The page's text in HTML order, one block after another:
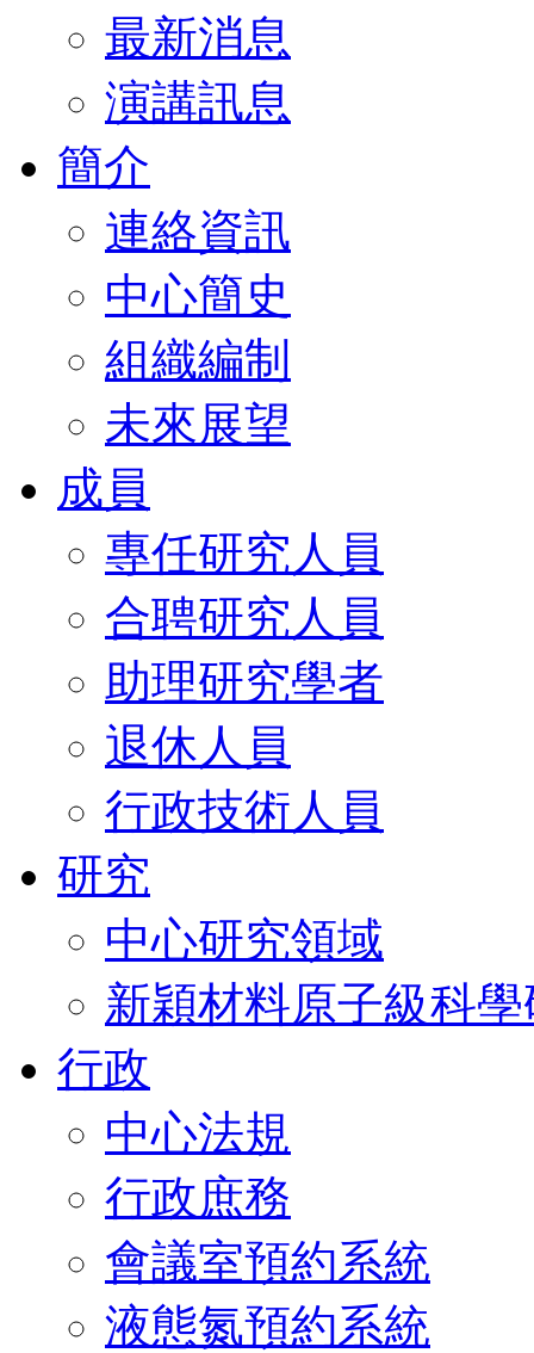
最新消息
演講訊息
簡介
連絡資訊
中心簡史
組織編制
未來展望
成員
專任研究人員
合聘研究人員
助理研究學者
退休人員
行政技術人員
研究
中心研究領域
新穎材料原子級科
行政
中心法規
行政庶務
會議室預約系統
液態氮預約系統